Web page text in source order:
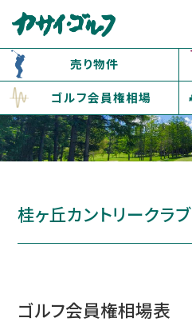
売り物件
ゴルフ会員権相場
桂ヶ丘カントリークラブ
ゴルフ会員権相場表